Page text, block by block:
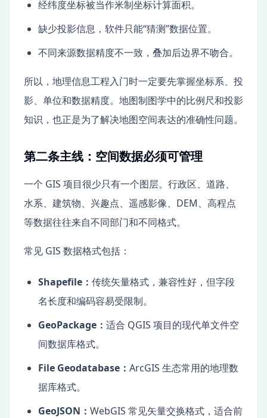
经纬度坐标被当作米制坐标计算面积。
缺少投影信息，软件只能“猜测”数据位置。
不同来源数据精度不一致，叠加后边界不吻合。
所以，地理信息工程入门时一定要先掌握坐标系、投
影、单位和数据精度。地图制图学中的比例尺和投影
知识，也正是为了解决地图空间表达的准确性问题。
第二条主线：空间数据必须可管理
一个 GIS 项目很少只有一个图层。行政区、道路、
水系、建筑物、兴趣点、遥感影像、DEM、高程点
等数据往往来自不同部门和不同格式。
常见 GIS 数据格式包括：
Shapefile： 传统矢量格式，兼容性好，但字段
名长度和编码容易受限制。
GeoPackage： 适合 QGIS 项目的现代单文件空
间数据库格式。
File Geodatabase： ArcGIS 生态常用的地理数
据库格式。
GeoJSON： WebGIS 常见矢量交换格式，适合前